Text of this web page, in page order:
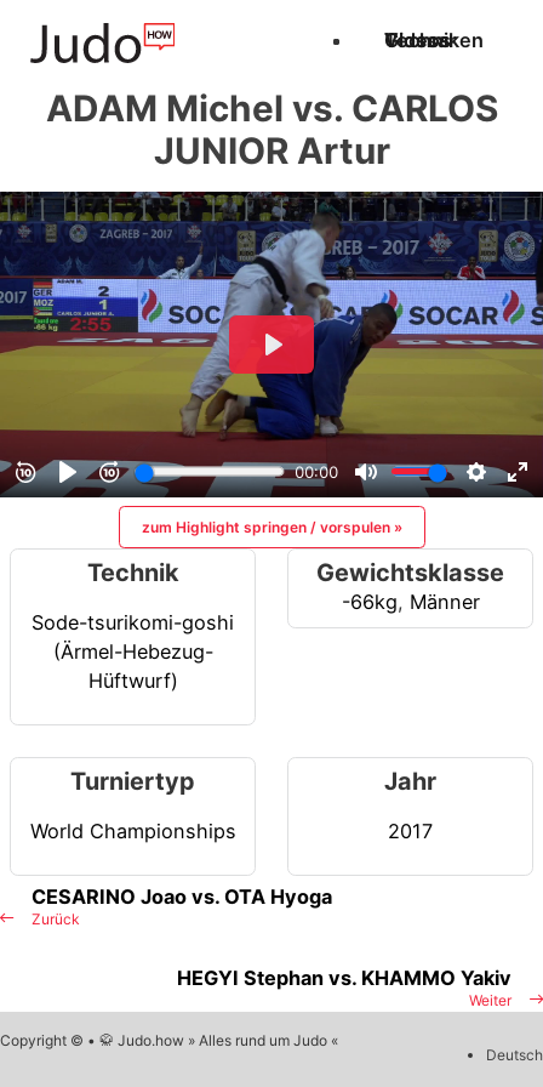
Techniken
Videos
Glossar
ADAM Michel vs. CARLOS
JUNIOR Artur
zum Highlight springen / vorspulen »
Technik
Sode-tsurikomi-goshi
(Ärmel-Hebezug-
Hüftwurf)
Gewichtsklasse
-66kg, Männer
Turniertyp
World Championships
Jahr
2017
Zurück
CESARINO Joao vs. OTA Hyoga
Weiter
HEGYI Stephan vs. KHAMMO Yakiv
Copyright © • 🥋 Judo.how » Alles rund um Judo «
Deutsch